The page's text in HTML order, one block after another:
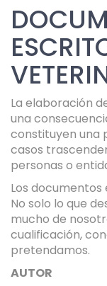
La elaboración
una
constituyen una
casos
personas o
Los
No solo lo que
mucho de
cualificación,
pretendamos.
AUTOR